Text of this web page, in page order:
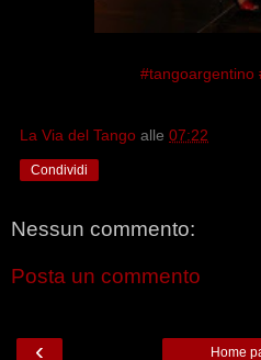
#tangoargentino
La Via del Tango alle 07:22
Condividi
Nessun commento:
Posta un commento
‹ Home